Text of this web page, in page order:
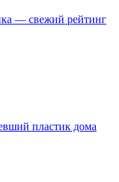
— свежий рейтинг
пластик дома